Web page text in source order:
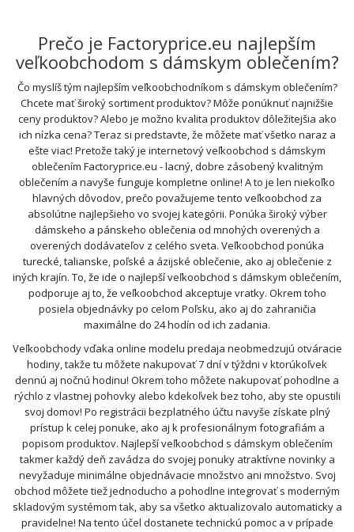
Prečo je Factoryprice.eu najlepším
veľkoobchodom s dámskym oblečením?
Čo myslíš tým najlepším veľkoobchodníkom s dámskym oblečením?
Chcete mať široký sortiment produktov? Môže ponúknuť najnižšie
ceny produktov? Alebo je možno kvalita produktov dôležitejšia ako
ich nízka cena? Teraz si predstavte, že môžete mať všetko naraz a
ešte viac! Pretože taký je internetový veľkoobchod s dámskym
oblečením Factoryprice.eu - lacný, dobre zásobený kvalitným
oblečením a navyše funguje kompletne online! A to je len niekoľko
hlavných dôvodov, prečo považujeme tento veľkoobchod za
absolútne najlepšieho vo svojej kategórii. Ponúka široký výber
dámskeho a pánskeho oblečenia od mnohých overených a
overených dodávateľov z celého sveta. Veľkoobchod ponúka
turecké, talianske, poľské a ázijské oblečenie, ako aj oblečenie z
iných krajín. To, že ide o najlepší veľkoobchod s dámskym oblečením,
podporuje aj to, že veľkoobchod akceptuje vratky. Okrem toho
posiela objednávky po celom Poľsku, ako aj do zahraničia
maximálne do 24 hodín od ich zadania.
Veľkoobchody vďaka online modelu predaja neobmedzujú otváracie
hodiny, takže tu môžete nakupovať 7 dní v týždni v ktorúkoľvek
dennú aj nočnú hodinu! Okrem toho môžete nakupovať pohodlne a
rýchlo z vlastnej pohovky alebo kdekoľvek bez toho, aby ste opustili
svoj domov! Po registrácii bezplatného účtu navyše získate plný
prístup k celej ponuke, ako aj k profesionálnym fotografiám a
popisom produktov. Najlepší veľkoobchod s dámskym oblečením
takmer každý deň zavádza do svojej ponuky atraktívne novinky a
nevyžaduje minimálne objednávacie množstvo ani množstvo. Svoj
obchod môžete tiež jednoducho a pohodlne integrovať s moderným
skladovým systémom tak, aby sa všetko aktualizovalo automaticky a
pravidelne! Na tento účel dostanete technickú pomoc a v prípade